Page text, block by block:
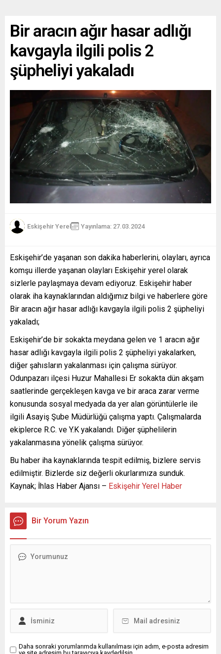
Bir aracın ağır hasar adlığı
kavgayla ilgili polis 2
şüpheliyi yakaladı
Eskişehir Yerel Yayınlama: 27.03.2024
Eskişehir’de yaşanan son dakika haberlerini, olayları, ayrıca
komşu illerde yaşanan olayları Eskişehir yerel olarak
sizlerle paylaşmaya devam ediyoruz. Eskişehir haber
olarak iha kaynaklarından aldığımız bilgi ve haberlere göre
Bir aracın ağır hasar adlığı kavgayla ilgili polis 2 şüpheliyi
yakaladı;
Eskişehir’de bir sokakta meydana gelen ve 1 aracın ağır
hasar adlığı kavgayla ilgili polis 2 şüpheliyi yakalarken,
diğer şahısların yakalanması için çalışma sürüyor.
Odunpazarı ilçesi Huzur Mahallesi Er sokakta dün akşam
saatlerinde gerçekleşen kavga ve bir araca zarar verme
konusunda sosyal medyada da yer alan görüntülerle ile
ilgili Asayiş Şube Müdürlüğü çalışma yaptı. Çalışmalarda
ekiplerce R.C. ve Y.K yakalandı. Diğer şüphelilerin
yakalanmasına yönelik çalışma sürüyor.
Bu haber iha kaynaklarında tespit edilmiş, bizlere servis
edilmiştir. Bizlerde siz değerli okurlarımıza sunduk.
Kaynak; İhlas Haber Ajansı – Eskişehir Yerel Haber
Bir Yorum Yazın
Daha sonraki yorumlarımda kullanılması için adım, e-posta adresim